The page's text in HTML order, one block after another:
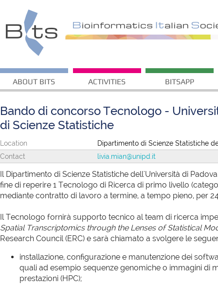
ABOUT BITS ACTIVITIES BITSAPP
Bando di concorso Tecnologo -
di Scienze Statistiche
Location
Dipartimento di Scienze Statistiche
Contact
livia.mian@unipd.it
Il Dipartimento di Scienze Statistiche dell'Università di
fine di reperire 1 Tecnologo di Ricerca di primo livello
mediante contratto di lavoro a termine, a tempo pieno, per
Il Tecnologo fornirà supporto tecnico al team di ricerca
Spatial Transcriptomics through the Lenses of Statistical
Research Council (ERC) e sarà chiamato a svolgere le
installazione, configurazione e manutenzione dei
quali ad esempio sequenze genomiche o immagini di
prestazioni (HPC);